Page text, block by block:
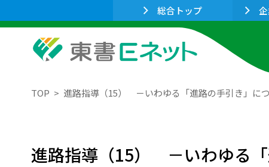
総合トップ
TOP 進路指導（15） －いわゆる「進路の手引き」に
進路指導（15） －いわゆる